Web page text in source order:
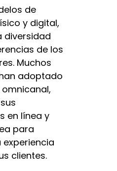
de
y digital,
diversidad
de los
Muchos
adoptado
en línea y
para
clientes.